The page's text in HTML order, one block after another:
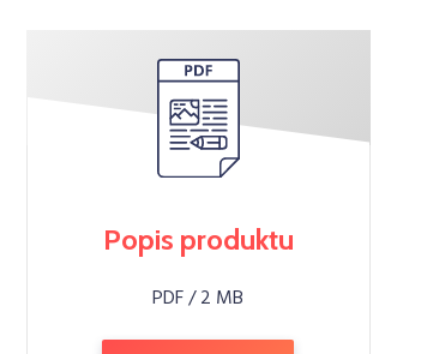
Popis produktu
PDF / 2 MB